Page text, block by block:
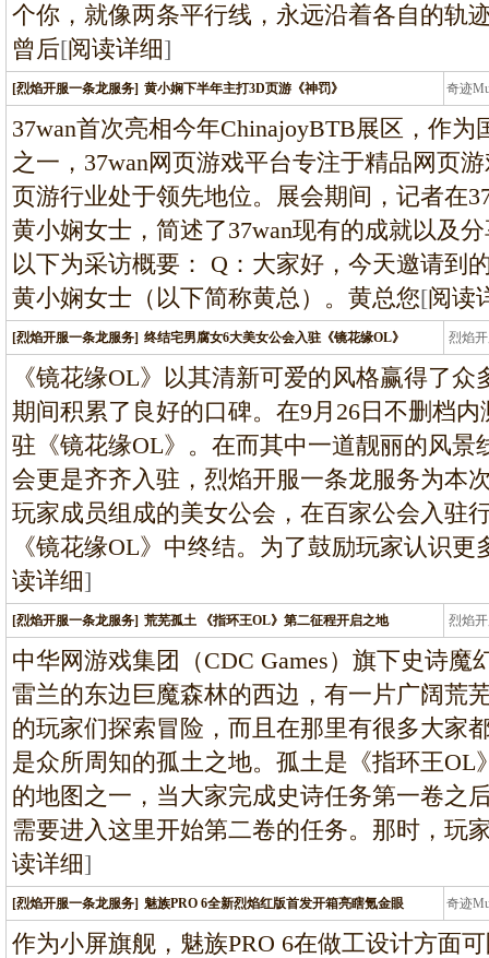
个你，就像两条平行线，永远沿着各自的轨
曾后[阅读详细]
[烈焰开服一条龙服务] 黄小娴下半年主打3D页游《神罚》 奇迹
条
37wan首次亮相今年ChinajoyBTB展区，作
之一，37wan网页游戏平台专注于精品网页
页游行业处于领先地位。展会期间，记者在
黄小娴女士，简述了37wan现有的成就以及
以下为采访概要： Q：大家好，今天邀请到
黄小娴女士（以下简称黄总）。黄总您[阅读
[烈焰开服一条龙服务] 终结宅男腐女6大美女公会入驻《镜花缘OL》 烈焰
龙
《镜花缘OL》以其清新可爱的风格赢得了
期间积累了良好的口碑。在9月26日不删档
驻《镜花缘OL》。在而其中一道靓丽的风景
会更是齐齐入驻，烈焰开服一条龙服务为本
玩家成员组成的美女公会，在百家公会入驻
《镜花缘OL》中终结。为了鼓励玩家认识
读详细]
[烈焰开服一条龙服务] 荒芜孤土 《指环王OL》第二征程开启之地 烈焰
龙
中华网游戏集团（CDC Games）旗下史诗
雷兰的东边巨魔森林的西边，有一片广阔荒
的玩家们探索冒险，而且在那里有很多大家
是众所周知的孤土之地。孤土是《指环王OL
的地图之一，当大家完成史诗任务第一卷之
需要进入这里开始第二卷的任务。那时，玩
读详细]
[烈焰开服一条龙服务] 魅族PRO 6全新烈焰红版首发开箱亮瞎氪金眼 奇迹
条
作为小屏旗舰，魅族PRO 6在做工设计方面